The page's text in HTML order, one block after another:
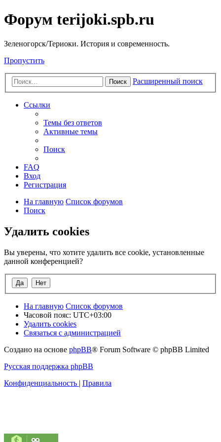
Форум terijoki.spb.ru
Зеленогорск/Териоки. История и современность.
Пропустить
Поиск Расширенный поиск
Ссылки
Темы без ответов
Активные темы
Поиск
FAQ
Вход
Регистрация
На главную Список форумов
Поиск
Удалить cookies
Вы уверены, что хотите удалить все cookie, установленные
данной конференцией?
На главную Список форумов
Часовой пояс: UTC+03:00
Удалить cookies
Связаться с администрацией
Создано на основе phpBB® Forum Software © phpBB Limited
Русская поддержка phpBB
Конфиденциальность | Правила